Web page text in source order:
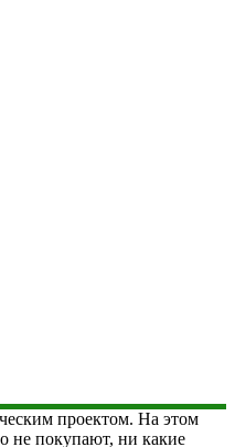
проектом. На этом
не покупают, ни какие